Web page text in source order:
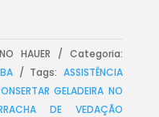
HAUER
Categoria:
Tags:ASSISTÊNCIA
GELADEIRA NO
DE VEDAÇÃO